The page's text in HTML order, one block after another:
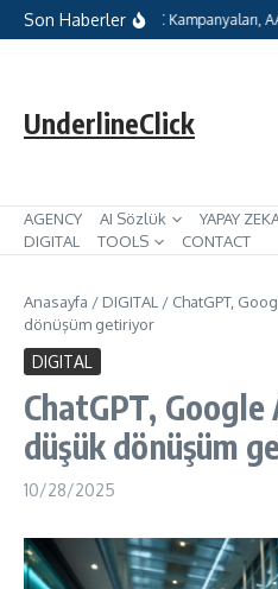
İçeriğe atla
Son Haberler
Reklamları, oCPC Kampanyaları,
UnderlineClick
AGENCY AI Sözlük YAPAY
DIGITAL
TOOLS CONTACT
Anasayfa / DIGITAL / ChatGPT,
dönüşüm getiriyor
DIGITAL
ChatGPT, Google
düşük dönüşüm
10/28/2025